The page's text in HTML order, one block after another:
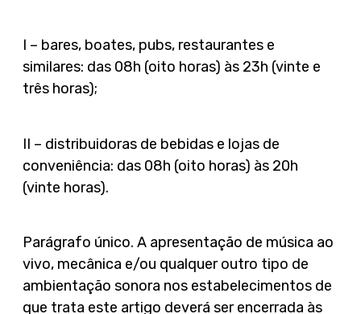
I – bares, boates, pubs, restaurantes e
similares: das 08h (oito horas) às 23h (vinte e
três horas);
II – distribuidoras de bebidas e lojas de
conveniência: das 08h (oito horas) às 20h
(vinte horas).
Parágrafo único. A apresentação de música ao
vivo, mecânica e/ou qualquer outro tipo de
ambientação sonora nos estabelecimentos de
que trata este artigo deverá ser encerrada às